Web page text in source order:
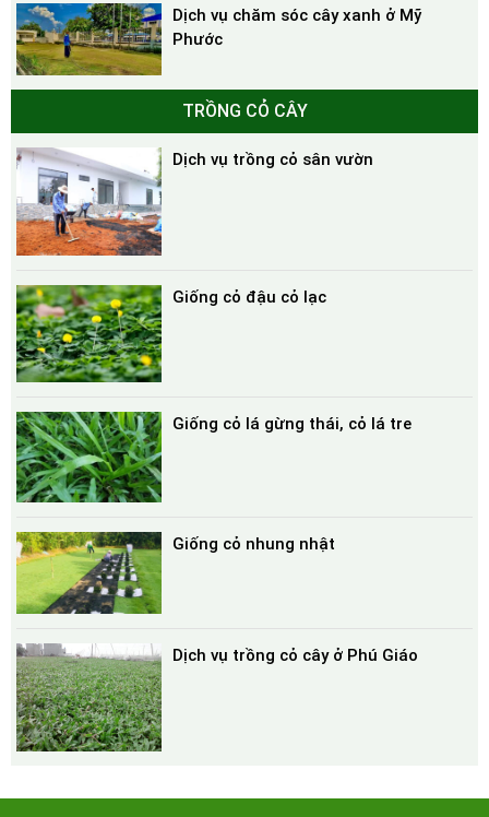
Dịch vụ chăm sóc cây xanh ở Mỹ
Phước
TRỒNG CỎ CÂY
Dịch vụ trồng cỏ sân vườn
Giống cỏ đậu cỏ lạc
Giống cỏ lá gừng thái, cỏ lá tre
Giống cỏ nhung nhật
Dịch vụ trồng cỏ cây ở Phú Giáo